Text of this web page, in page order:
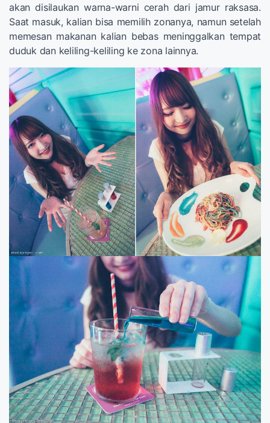
akan disilaukan warna-warni cerah dari jamur raksasa.
Saat masuk, kalian bisa memilih zonanya, namun setelah
memesan makanan kalian bebas meninggalkan tempat
duduk dan keliling-keliling ke zona lainnya.